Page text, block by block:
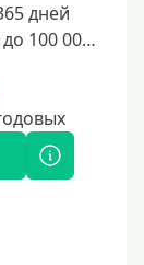
дней
от 15 000 до 100 000 ₽